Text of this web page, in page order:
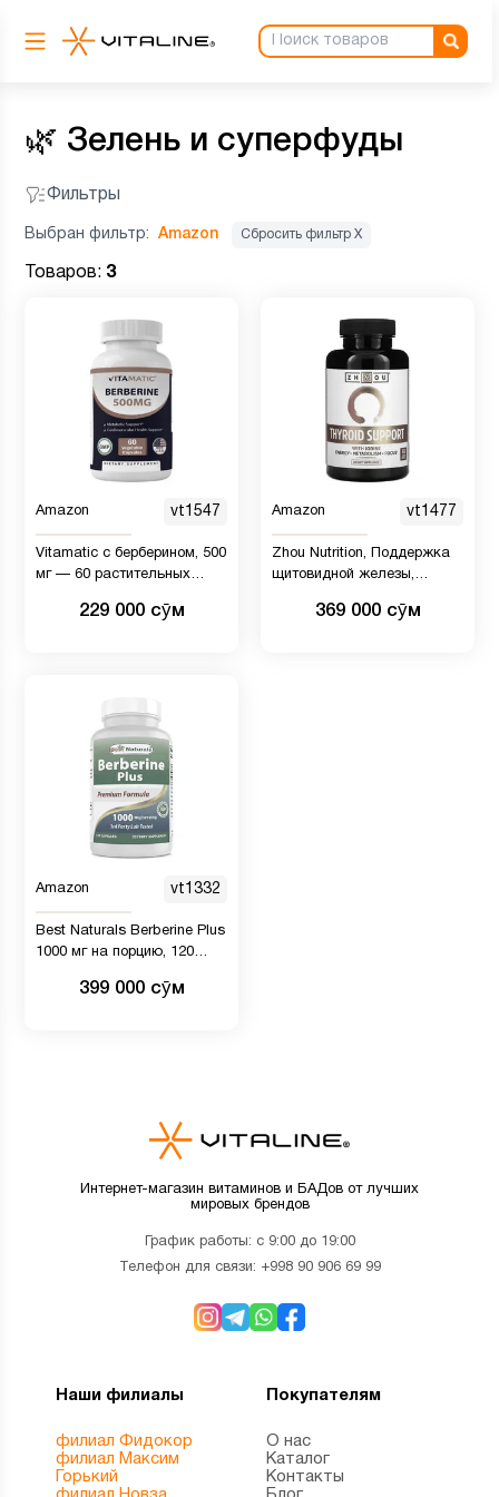
🌿 Зелень и суперфуды
Фильтры
Выбран фильтр: Amazon Сбросить фильтр Х
Товаров: 3
Amazon vt1547
Vitamatic с берберином, 500
мг — 60 растительных
229 000 сӯм
Amazon vt1477
Zhou Nutrition, Поддержка
щитовидной железы,
вегетарианских капсул
369 000 сӯм
Amazon vt1332
Best Naturals Berberine Plus
1000 мг на порцию, 120
399 000 сӯм
Интернет-магазин витаминов и БАДов от лучших
мировых брендов
График работы: с 9:00 до 19:00
Телефон для связи: +998 90 906 69 99
Наши филиалы
филиал Фидокор
филиал Максим
Горький
Покупателям
О нас
Каталог
Контакты